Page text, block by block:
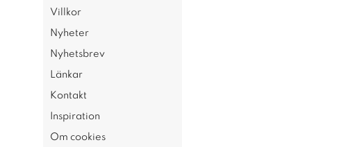
Villkor
Nyheter
Nyhetsbrev
Länkar
Kontakt
Inspiration
Om cookies